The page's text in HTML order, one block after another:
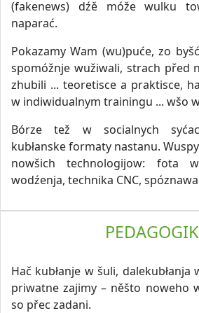
(fakenews) dźě móže wulku
naparać.
Pokazamy Wam (wu)puće, zo
spomóžnje wužiwali, strach před
zhubili ... teoretisce a praktisce,
w indiwidualnym trainingu ... wšo
Bórze tež w socialnych
kubłanske formaty nastanu.
nowšich technologijow: fota
wodźenja, technika CNC,
Hač kubłanje w šuli, dalekubłanja
priwatne zajimy – něšto noweho
so přec zadani.